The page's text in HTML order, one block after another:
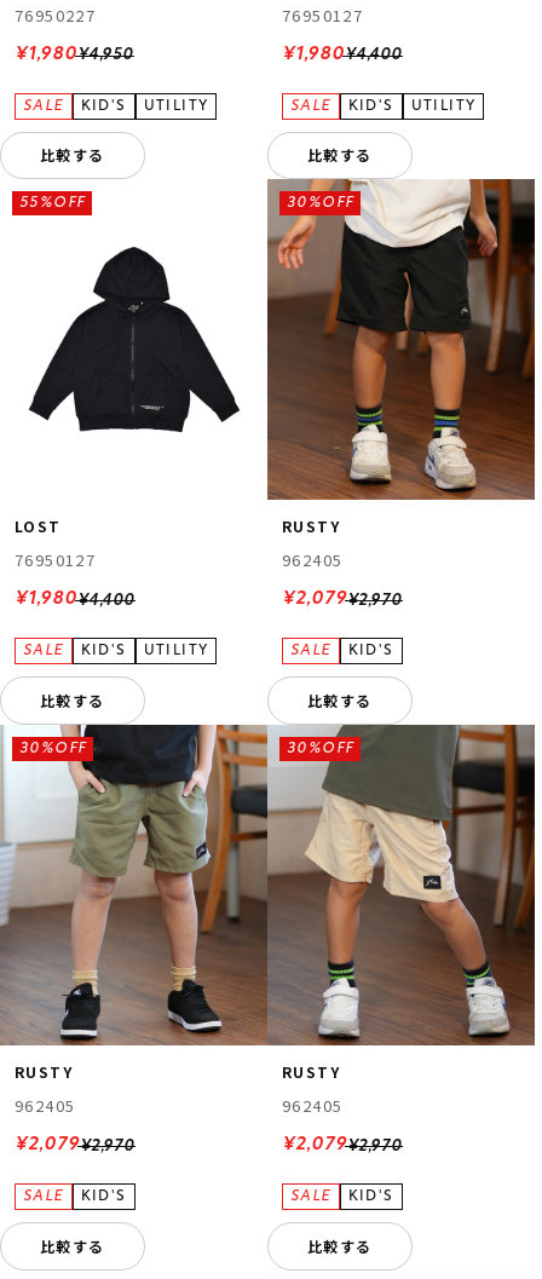
76950227
¥4,950
¥1,980
比較する
76950127
¥4,400
¥1,980
比較する
LOST
76950127
¥4,400
55%OFF
¥1,980
比較する
RUSTY
962405
¥2,970
30%OFF
¥2,079
比較する
RUSTY
962405
¥2,970
30%OFF
¥2,079
比較する
RUSTY
962405
¥2,970
30%OFF
¥2,079
比較する